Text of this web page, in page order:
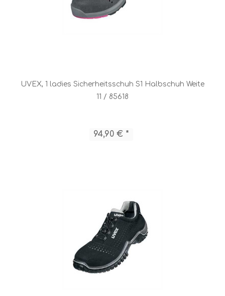
UVEX, 1 ladies Sicherheitsschuh S1 Halbschuh Weite
11 / 85618
94,90 € *